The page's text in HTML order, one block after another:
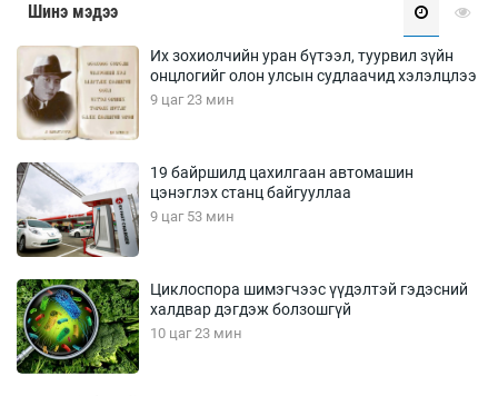
Шинэ мэдээ
Их зохиолчийн уран бүтээл, туурвил зүйн
онцлогийг олон улсын судлаачид хэлэлцлээ
9 цаг 23 мин
19 байршилд цахилгаан автомашин
цэнэглэх станц байгууллаа
9 цаг 53 мин
Циклоспора шимэгчээс үүдэлтэй гэдэсний
халдвар дэгдэж болзошгүй
10 цаг 23 мин